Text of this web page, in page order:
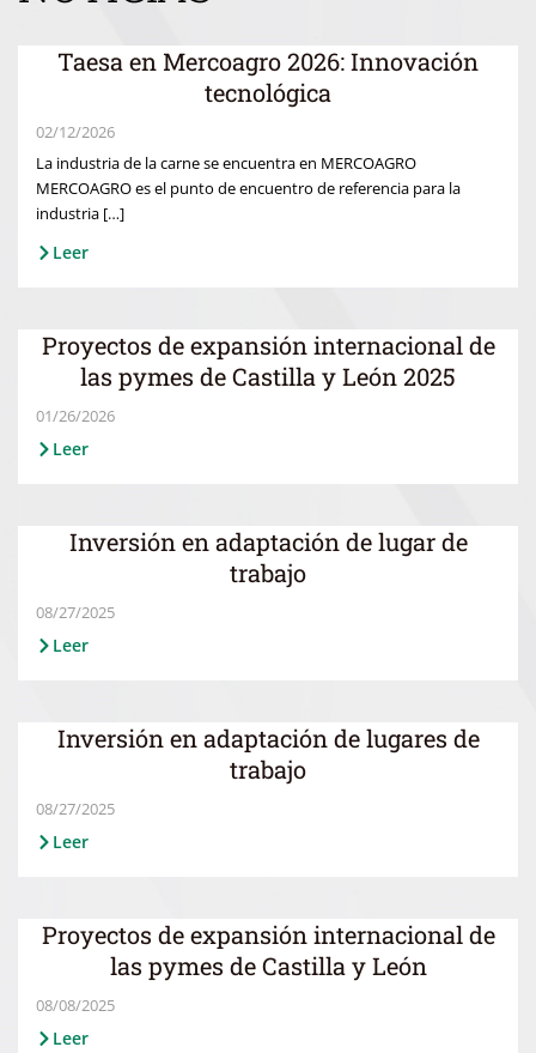
Taesa en Mercoagro 2026: Innovación
tecnológica
02/12/2026
La industria de la carne se encuentra en MERCOAGRO
MERCOAGRO es el punto de encuentro de referencia para la
industria […]
Leer
Proyectos de expansión internacional de
las pymes de Castilla y León 2025
01/26/2026
Leer
Inversión en adaptación de lugar de
trabajo
08/27/2025
Leer
Inversión en adaptación de lugares de
trabajo
08/27/2025
Leer
Proyectos de expansión internacional de
las pymes de Castilla y León
08/08/2025
Leer